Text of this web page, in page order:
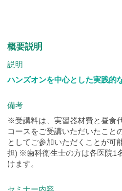
概要説明
説明
ハンズオンを中心とした実践的
備考
※受講料は、実習器材費と昼食
コースをご受講いただいたこと
としてご参加いただくことが可
担) ※歯科衛生士の方は各医院1
けます。
セミナー内容